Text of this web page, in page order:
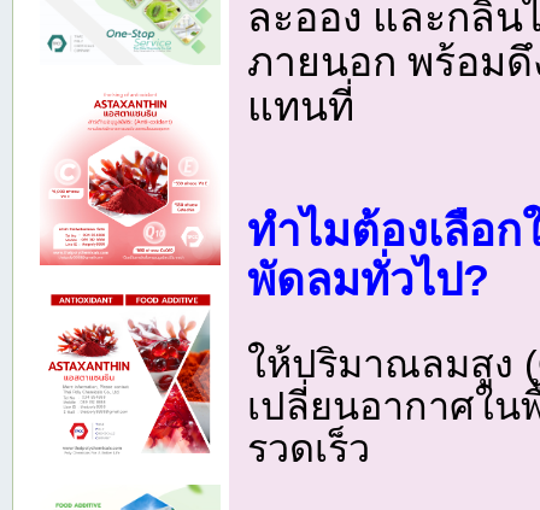
ละออง และกลิ่น
ภายนอก พร้อมดึ
แทนที่
ทำไมต้องเลือ
พัดลมทั่วไป?
ให้ปริมาณลมสูง
เปลี่ยนอากาศใ
รวดเร็ว